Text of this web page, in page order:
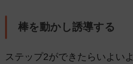
棒を動かし誘導する
ステップ2ができたらいよい